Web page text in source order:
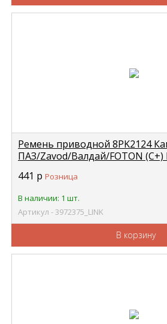
Ремень приводной 8PK2124
ПАЗ/Zavod/Валдай/FOTON (C+)
441 р Розница
В наличии: 1 шт.
Артикул - 3972375_LINK
В корзину